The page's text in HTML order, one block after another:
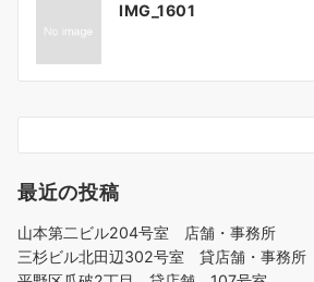
シ
ョ
IMG_1601
最近の投稿
山本第二ビル204号室 店舗・事務所
三杉ビル北田辺302号室 貸店舗・事務所